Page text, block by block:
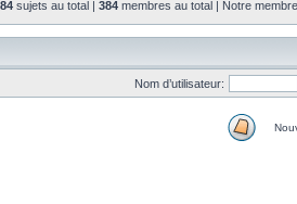
sujets au total | 384 membres au total | Notre
Nom d’utilisateur: